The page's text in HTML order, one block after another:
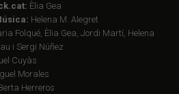
Èlia Gea
Helena M. Alegret
Folqué, Èlia Gea, Jordi Martí, Helena
i Sergi Núñez
Cuyàs
Morales
Herreros